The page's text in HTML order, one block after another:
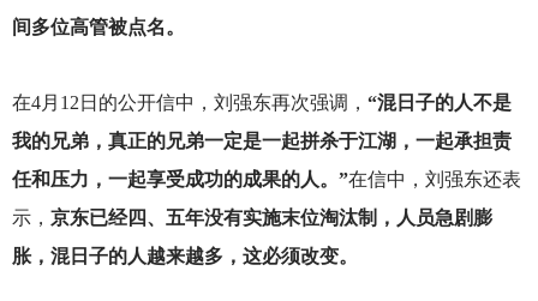
间多位高管被点名。
在4月12日的公开信中，刘强东再次强调， “混日子的人不是
我的兄弟，真正的兄弟一定是一起拼杀于江湖，一起承担责
任和压力，一起享受成功的成果的人。”在信中，刘强东还表
示， 京东已经四、五年没有实施末位淘汰制，人员急剧膨
胀，混日子的人越来越多，这必须改变。